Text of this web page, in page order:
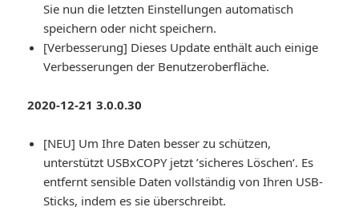
Sie nun die letzten Einstellungen automatisch
speichern oder nicht speichern.
[Verbesserung] Dieses Update enthält auch einige
Verbesserungen der Benutzeroberfläche.
2020-12-21 3.0.0.30
[NEU] Um Ihre Daten besser zu schützen,
unterstützt USBxCOPY jetzt ’sicheres Löschen‘. Es
entfernt sensible Daten vollständig von Ihren USB-
Sticks, indem es sie überschreibt.